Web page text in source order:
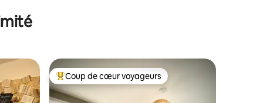
Coups de cœur voyageurs les plus appréciés
Coup de cœur voyageurs